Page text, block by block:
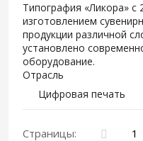
Типография «Ликора» с
изготовлением
продукции различной
установлено
оборудование.
Отрасль
Цифровая печать
Страницы: 1